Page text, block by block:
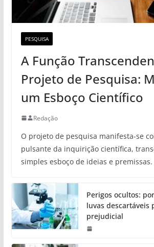
PESQUISA
A Função
Projeto de Pesquisa:
um Esboço Científico
Redação
O projeto de pesquisa manifesta-se
pulsante da inquirição científica,
simples esboço de ideias e premissas.
Perigos ocultos:
luvas descartáveis
prejudicial